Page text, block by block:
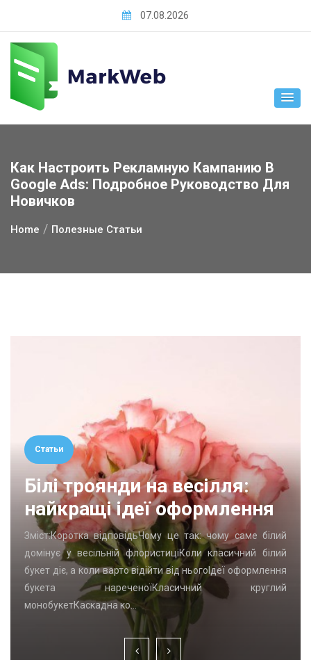
content
07.08.2026
Как Настроить Рекламную Кампанию В
Google Ads: Подробное Руководство Для
Новичков
Home Полезные Статьи
Статьи
Білі троянди на весілля:
найкращі ідеї оформлення
Зміст:Коротка відповідьЧому це так: чому саме білий
домінує у весільній флористиціКоли класичний білий
букет діє, а коли варто відійти від ньогоІдеї оформлення
букета нареченоїКласичний круглий
монобукетКаскадна ко…